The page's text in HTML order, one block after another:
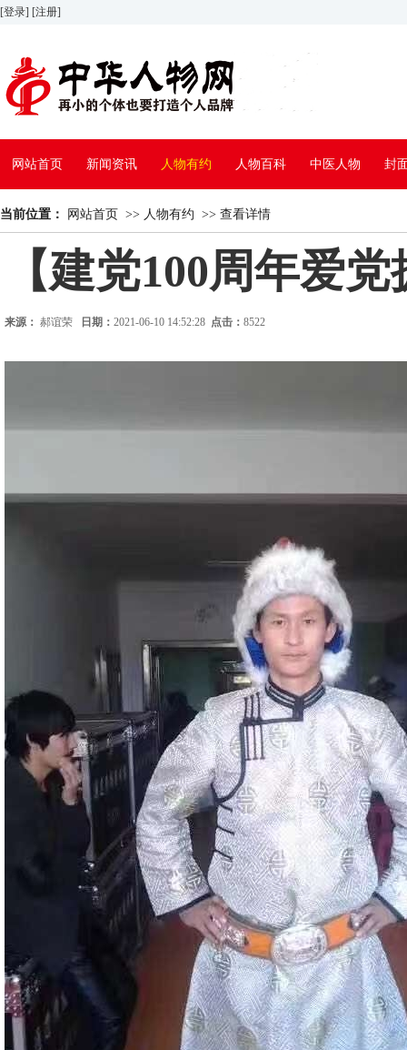
[登录] [注册]
网站首页 新闻资讯 人物有约 人物百科 中医人物 封
当前位置： 网站首页 >> 人物有约 >> 查看详情
【建党100周年爱
来源： 郝谊荣 日期： 2021-06-10 14:52:28 点击： 8522